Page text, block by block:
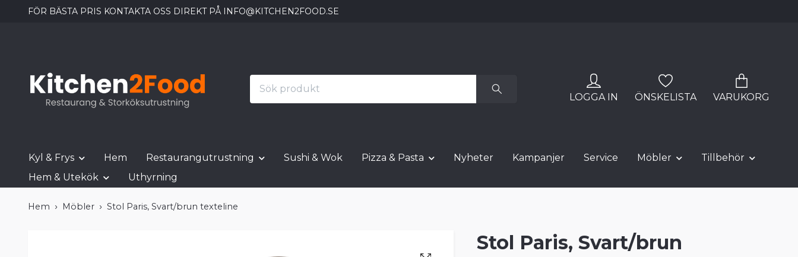
FÖR BÄSTA PRIS KONTAKTA OSS DIREKT PÅ INFO@KITCHEN2FOOD.SE
LOGGA IN ÖNSKELISTA VARUKORG
Kyl & Frys Hem Restaurangutrustning Sushi & Wok Pizza & Pasta Nyheter Kampanjer Service Möbler
Tillbehör
Hem & Utekök
Uthyrning
Hem Möbler Stol Paris, Svart/brun texteline
Stol Paris, Svart/brun